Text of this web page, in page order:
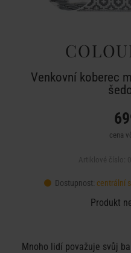
Venkovní koberec
cena
Dostupnost: centrální
Produkt
Mnoho lidí považuje svůj